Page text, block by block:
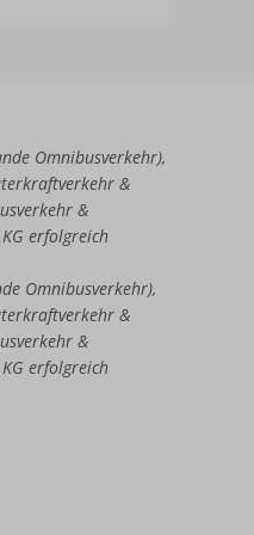
Omnibusverkehr),
&
&
erfolgreich
Omnibusverkehr),
&
&
erfolgreich